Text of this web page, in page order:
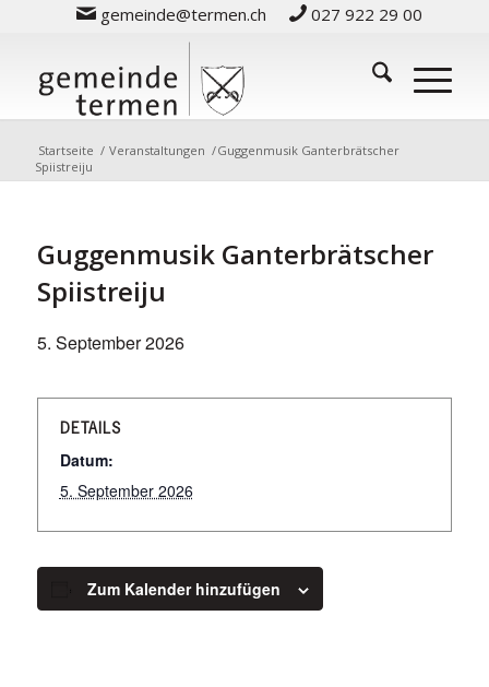
gemeinde@termen.ch 027 922 29 00
Startseite / Veranstaltungen /Guggenmusik Ganterbrätscher
Spiistreiju
Guggenmusik Ganterbrätscher
Spiistreiju
5. September 2026
DETAILS
Datum:
5. September 2026
Zum Kalender hinzufügen